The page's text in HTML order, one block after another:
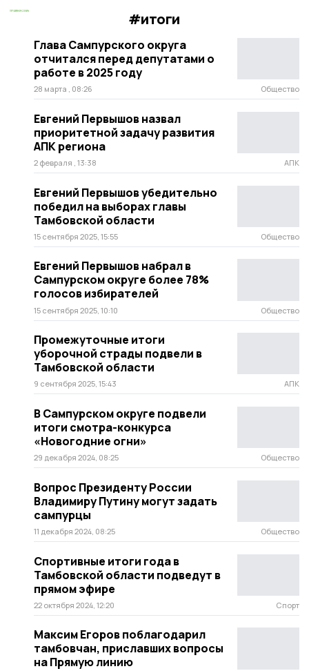
#итоги
Глава Сампурского округа
отчитался перед депутатами о
работе в 2025 году
28 марта , 08:26 Общество
Евгений Первышов назвал
приоритетной задачу развития
АПК региона
2 февраля , 13:38 АПК
Евгений Первышов убедительно
победил на выборах главы
Тамбовской области
15 сентября 2025, 15:55 Общество
Евгений Первышов набрал в
Сампурском округе более 78%
голосов избирателей
15 сентября 2025, 10:10 Общество
Промежуточные итоги
уборочной страды подвели в
Тамбовской области
9 сентября 2025, 15:43 АПК
В Сампурском округе подвели
итоги смотра-конкурса
«Новогодние огни»
29 декабря 2024, 08:25 Общество
Вопрос Президенту России
Владимиру Путину могут задать
сампурцы
11 декабря 2024, 08:25 Общество
Спортивные итоги года в
Тамбовской области подведут в
прямом эфире
22 октября 2024, 12:20 Спорт
Максим Егоров поблагодарил
тамбовчан, приславших вопросы
на Прямую линию